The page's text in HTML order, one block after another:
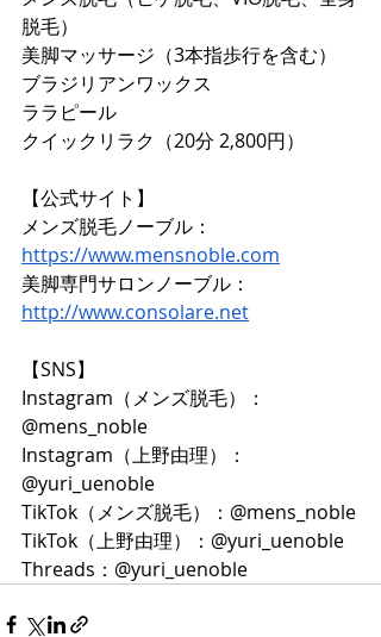
脱毛）
美脚マッサージ（3本指歩行を含む）
ブラジリアンワックス
ララピール
クイックリラク（20分 2,800円）
【公式サイト】
メンズ脱毛ノーブル：
https://www.mensnoble.com
美脚専門サロンノーブル：
http://www.consolare.net
【SNS】
Instagram（メンズ脱毛）：
@mens_noble
Instagram（上野由理）：
@yuri_uenoble
TikTok（メンズ脱毛）：@mens_noble
TikTok（上野由理）：@yuri_uenoble
Threads：@yuri_uenoble